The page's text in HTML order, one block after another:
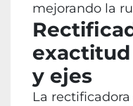
mejorando la
y ejes
La